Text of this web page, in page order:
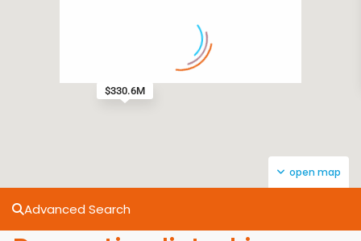
$330.6M
open map
Advanced Search